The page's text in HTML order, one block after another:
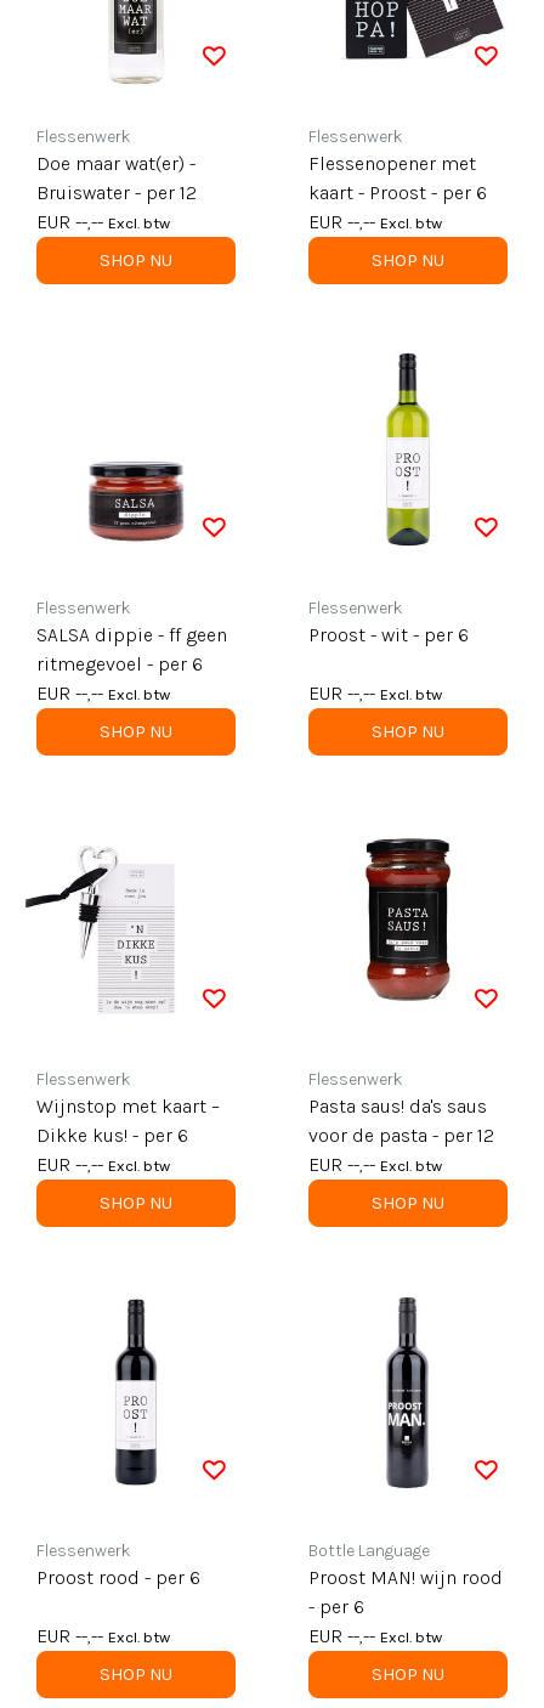
Flessenwerk
Doe maar wat(er) -
Bruiswater - per 12
EUR --,-- Excl. btw
SHOP NU
Flessenwerk
Flessenopener met
kaart - Proost - per 6
EUR --,-- Excl. btw
SHOP NU
Flessenwerk
SALSA dippie - ff geen
ritmegevoel - per 6
EUR --,-- Excl. btw
SHOP NU
Flessenwerk
Proost - wit - per 6
EUR --,-- Excl. btw
SHOP NU
Flessenwerk
Wijnstop met kaart –
Dikke kus! - per 6
EUR --,-- Excl. btw
SHOP NU
Flessenwerk
Pasta saus! da's saus
voor de pasta - per 12
EUR --,-- Excl. btw
SHOP NU
Flessenwerk
Proost rood - per 6
EUR --,-- Excl. btw
SHOP NU
Bottle Language
Proost MAN! wijn rood
- per 6
EUR --,-- Excl. btw
SHOP NU